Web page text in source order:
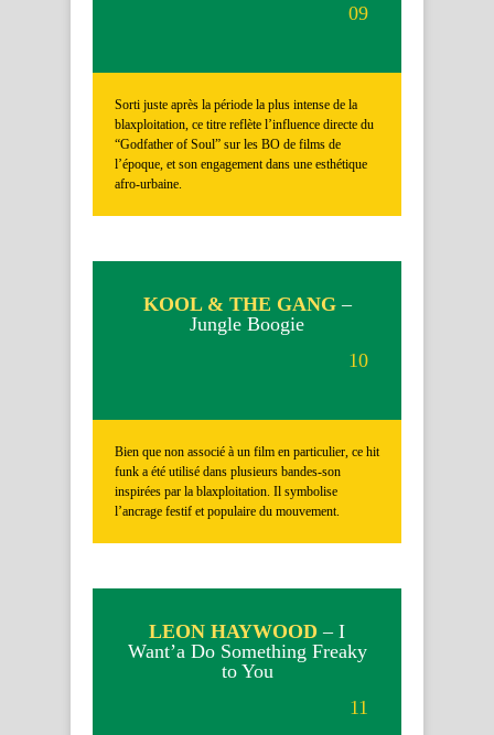
09
Sorti juste après la période la plus intense de la
blaxploitation, ce titre reflète l’influence directe du
“Godfather of Soul” sur les BO de films de
l’époque, et son engagement dans une esthétique
afro-urbaine.
KOOL & THE GANG–
Jungle Boogie
10
Bien que non associé à un film en particulier, ce hit
funk a été utilisé dans plusieurs bandes-son
inspirées par la blaxploitation. Il symbolise
l’ancrage festif et populaire du mouvement.
LEON HAYWOOD – I
Want’a Do Something Freaky
to You
11